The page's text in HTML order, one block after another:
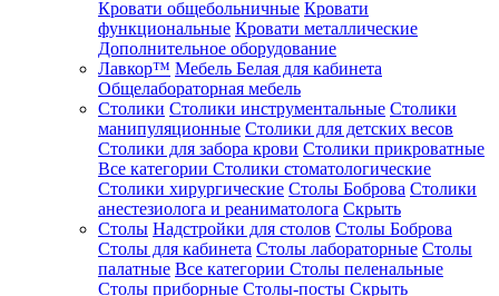
Кровати общебольничные Кровати
функциональные Кровати металлические
Дополнительное оборудование
Лавкор™ Мебель Белая для кабинета
Общелабораторная мебель
Столики Столики инструментальные Столики
манипуляционные Столики для детских весов
Столики для забора крови Столики прикроватные
Все категории Столики стоматологические
Столики хирургические Столы Боброва Столики
анестезиолога и реаниматолога Скрыть
Столы Надстройки для столов Столы Боброва
Столы для кабинета Столы лабораторные Столы
палатные Все категории Столы пеленальные
Столы приборные Столы-посты Скрыть